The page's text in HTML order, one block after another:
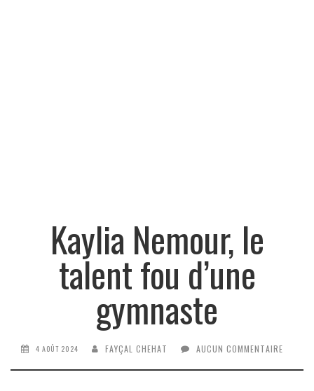
Kaylia Nemour, le
talent fou d’une
gymnaste
4 AOÛT 2024 FAYÇAL CHEHAT AUCUN COMMENTAIRE